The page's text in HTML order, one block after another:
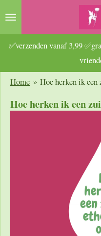
Ga
naar
hoofdinhoud
✅verzenden vanaf 3,99
Home » Hoe herken ik een
Hoe herken ik een